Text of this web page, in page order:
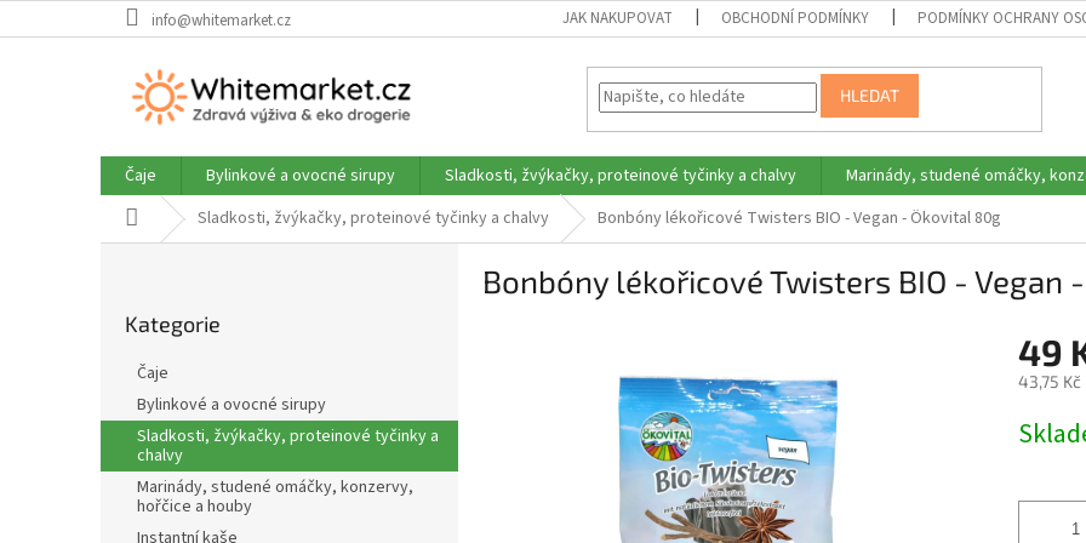
na
info@whitemarket.cz JAK NAKUPOVAT OBCHODNÍ PODMÍNKY PODMÍNKY OCHRANY
HLEDAT
Čaje Bylinkové a ovocné sirupy Sladkosti, žvýkačky, proteinové tyčinky a chalvy Marinády, studené omáčky,
Domů Sladkosti, žvýkačky, proteinové tyčinky a chalvy Bonbóny lékořicové Twisters BIO - Vegan - Ökovital 80g
n
í
kategorie
Kategorie
Čaje
Bylinkové a ovocné sirupy
Sladkosti, žvýkačky, proteinové tyčinky a
chalvy
Marinády, studené omáčky, konzervy,
hořčice a houby
Instantní kaše
Bonbóny lékořicové Twisters BIO - Vegan
49
43,75 Kč
cena: